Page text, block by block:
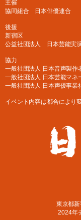
主催
協同組合 日本俳優連合
後援
新宿区
公益社団法人 日本芸能実
協力
一般社団法人 日本音声製作
一般社団法人 日本芸能マネ
一般社団法人 日本声優事業
イベント内容は都合により
東京都
2024年